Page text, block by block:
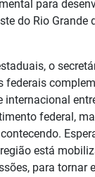
para
do Rio Grande
o
federais
internacional
federal,
está
para tornar